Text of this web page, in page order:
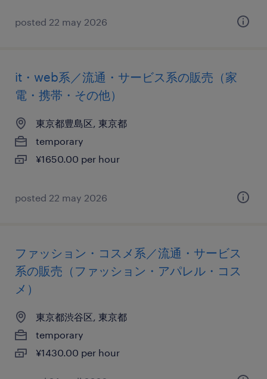
posted 22 may 2026
it・web系／流通・サービス系の販売（家
電・携帯・その他）
東京都豊島区, 東京都
temporary
¥1650.00 per hour
posted 22 may 2026
ファッション・コスメ系／流通・サービス
系の販売（ファッション・アパレル・コス
メ）
東京都渋谷区, 東京都
temporary
¥1430.00 per hour